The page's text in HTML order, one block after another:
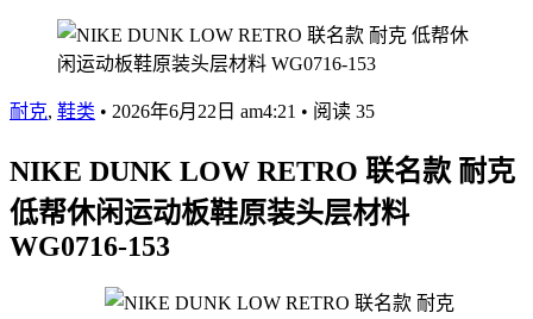
耐克, 鞋类 • 2026年6月22日 am4:21 • 阅读 35
NIKE DUNK LOW RETRO 联名款 耐克
低帮休闲运动板鞋原装头层材料
WG0716-153